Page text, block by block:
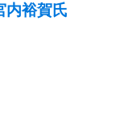
裕賀氏